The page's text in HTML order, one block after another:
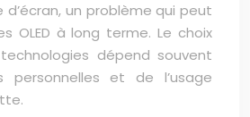
d’écran, un problème qui peut
OLED à long terme. Le choix
dépend souvent
personnelles et de l’usage